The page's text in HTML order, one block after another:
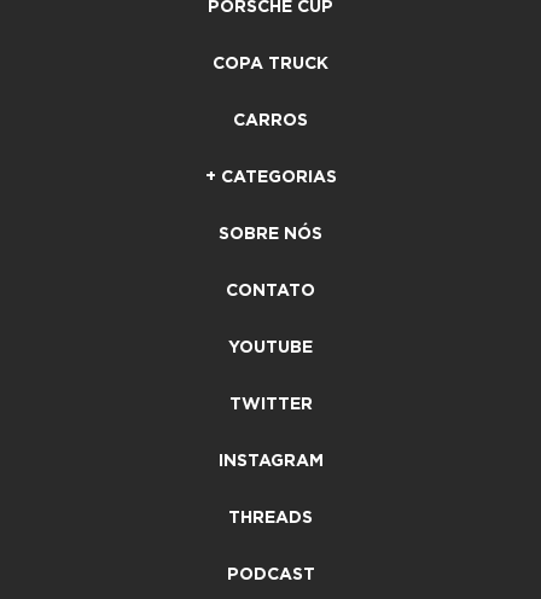
PORSCHE CUP
COPA TRUCK
CARROS
+ CATEGORIAS
SOBRE NÓS
CONTATO
YOUTUBE
TWITTER
INSTAGRAM
THREADS
PODCAST